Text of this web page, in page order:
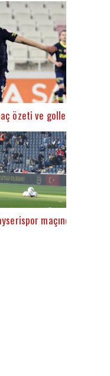
özeti ve golleri (İZLE)
maçında